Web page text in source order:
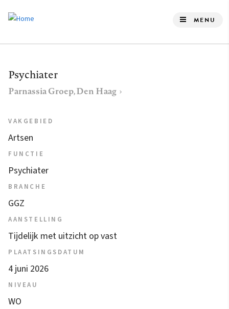
de
gaan
MENU
Psychiater
Parnassia Groep, Den Haag
VAKGEBIED
Artsen
FUNCTIE
Psychiater
BRANCHE
GGZ
AANSTELLING
Tijdelijk met uitzicht op vast
PLAATSINGSDATUM
4 juni 2026
NIVEAU
WO